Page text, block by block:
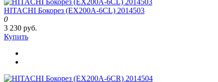
HITACHI Бокорез (EX200A-6CL) 2014503
0
3 230 руб.
Купить